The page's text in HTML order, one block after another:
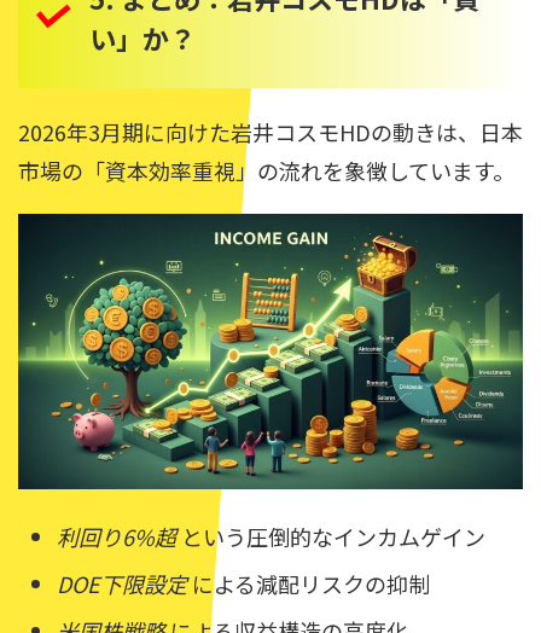
い」か？
2026年3月期に向けた岩井コスモHDの動きは、日本
市場の「資本効率重視」の流れを象徴しています。
利回り6%超という圧倒的なインカムゲイン
DOE下限設定による減配リスクの抑制